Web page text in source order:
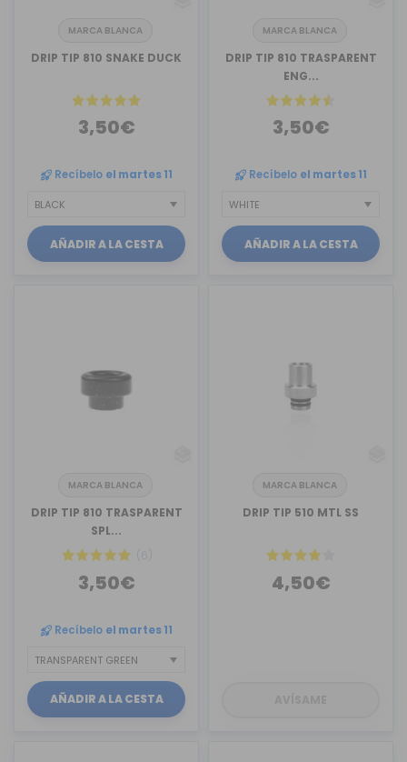
MARCA BLANCA
DRIP TIP 810 SNAKE DUCK
3,50€
Recíbelo el martes 11
AÑADIR A LA CESTA
MARCA BLANCA
DRIP TIP 810 TRASPARENT
ENG...
3,50€
Recíbelo el martes 11
AÑADIR A LA CESTA
MARCA BLANCA
DRIP TIP 810 TRASPARENT
SPL...
(6)
3,50€
Recíbelo el martes 11
AÑADIR A LA CESTA
MARCA BLANCA
DRIP TIP 510 MTL SS
4,50€